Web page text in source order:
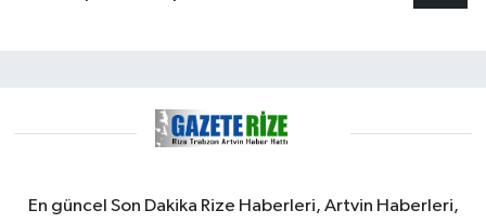
En güncel Son Dakika Rize Haberleri, Artvin Haberleri,